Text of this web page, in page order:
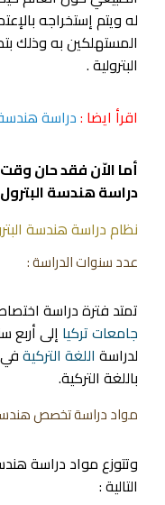
له ويتم إستخراجه
المستهلكين به وذلك
البترولية .
اقرأ ايضا :دراسة
أما الاّن فقد حان
دراسة هندسة
نظام دراسة هندسة
عدد سنوات الدراسة :
تمتد فترة دراسة
جامعات تركيا إلى
لدراسة اللغة التركية
باللغة التركية.
مواد دراسة تخصص
وتتوزع مواد دراسة
التالية :